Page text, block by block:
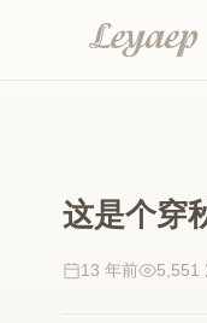
这是个穿
13 年前 5,551